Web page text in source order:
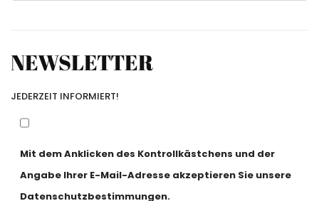
NEWSLETTER
JEDERZEIT INFORMIERT!
Mit dem Anklicken des Kontrollkästchens und der
Angabe Ihrer E-Mail-Adresse akzeptieren Sie unsere
Datenschutzbestimmungen.